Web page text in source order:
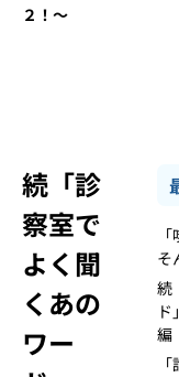
２！～
続「診
察室で
よく聞
くあの
ワー
そ
続
編